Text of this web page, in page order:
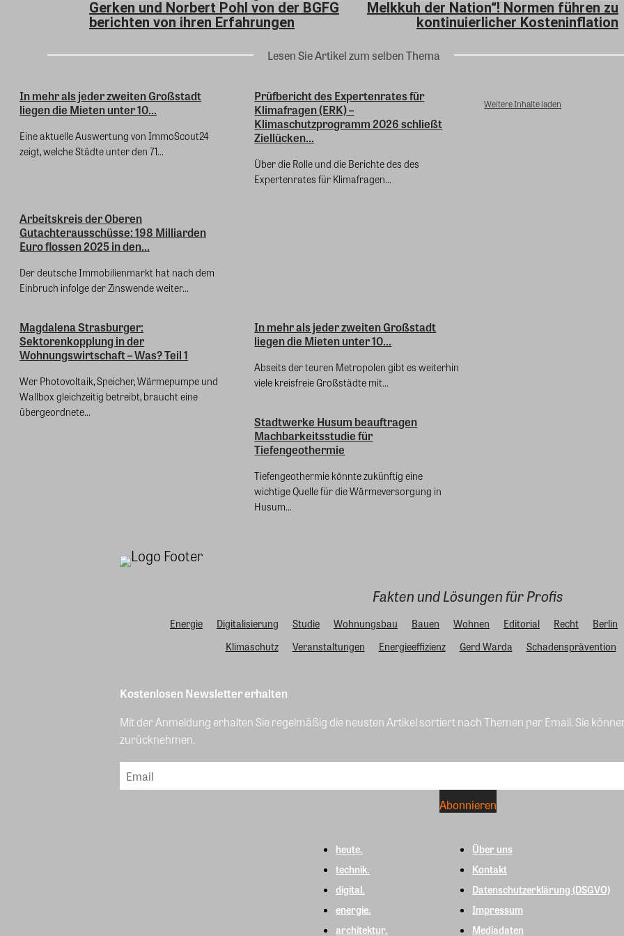
Gerken und Norbert Pohl von der BGFG
berichten von ihren Erfahrungen
Melkkuh der Nation“! Normen führen zu
kontinuierlicher Kosteninflation
Lesen Sie Artikel zum selben Thema
In mehr als jeder zweiten Großstadt
liegen die Mieten unter 10...
Eine aktuelle Auswertung von ImmoScout24
zeigt, welche Städte unter den 71...
Prüfbericht des Expertenrates für
Klimafragen (ERK) –
Klimaschutzprogramm 2026 schließt
Ziellücken...
Über die Rolle und die Berichte des des
Expertenrates für Klimafragen...
Arbeitskreis der Oberen
Gutachterausschüsse: 198 Milliarden
Euro flossen 2025 in den...
Der deutsche Immobilienmarkt hat nach dem
Einbruch infolge der Zinswende weiter...
Magdalena Strasburger:
Sektorenkopplung in der
Wohnungswirtschaft – Was? Teil 1
Wer Photovoltaik, Speicher, Wärmepumpe und
Wallbox gleichzeitig betreibt, braucht eine
übergeordnete...
In mehr als jeder zweiten Großstadt
liegen die Mieten unter 10...
Abseits der teuren Metropolen gibt es weiterhin
viele kreisfreie Großstädte mit...
Stadtwerke Husum beauftragen
Machbarkeitsstudie für
Tiefengeothermie
Tiefengeothermie könnte zukünftig eine
wichtige Quelle für die Wärmeversorgung in
Husum...
Weitere Inhalte laden
Fakten und Lösungen für Profis
Energie Digitalisierung Studie Wohnungsbau Bauen Wohnen Editorial Recht Berlin
Klimaschutz
Veranstaltungen Energieeffizienz Gerd Warda Schadensprävention
Kostenlosen Newsletter erhalten
Mit der Anmeldung erhalten Sie regelmäßig die neusten Artikel sortiert nach Themen per Email. Sie
zurücknehmen.
heute.
technik.
digital.
energie.
architektur.
Über uns
Kontakt
Datenschutzerklärung (DSGVO)
Impressum
Mediadaten